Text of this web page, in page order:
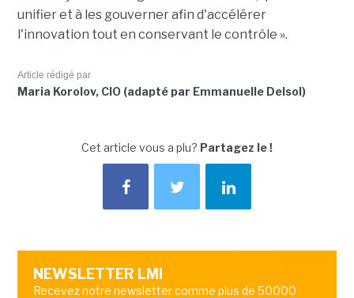
unifier et à les gouverner afin d'accélérer
l'innovation tout en conservant le contrôle ».
Article rédigé par
Maria Korolov, CIO (adapté par Emmanuelle Delsol)
Cet article vous a plu? Partagez le !
NEWSLETTER LMI
Recevez notre newsletter comme plus de 50000